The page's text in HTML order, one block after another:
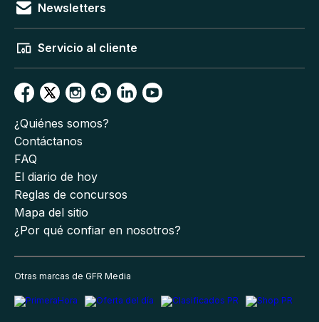
Newsletters
Servicio al cliente
¿Quiénes somos?
Contáctanos
FAQ
El diario de hoy
Reglas de concursos
Mapa del sitio
¿Por qué confiar en nosotros?
Otras marcas de GFR Media